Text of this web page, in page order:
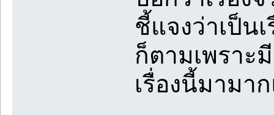
ชี้แจงว่าเป็น
ก็ตามเพราะ
เรื่องนี้มามา